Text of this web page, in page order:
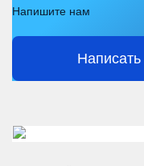
Напишите нам
Написать